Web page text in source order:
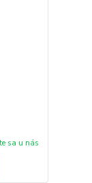
sa u nás